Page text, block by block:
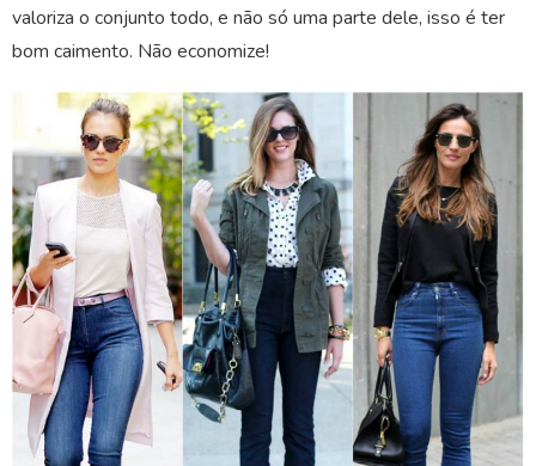
valoriza o conjunto todo, e não só uma parte dele, isso é ter
bom caimento. Não economize!